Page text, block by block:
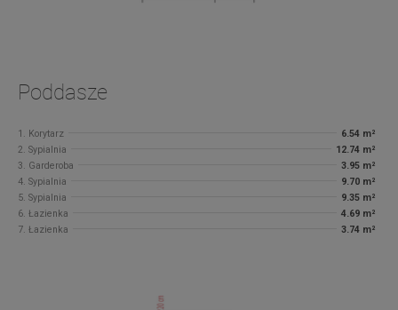
Poddasze
1. Korytarz
6.54 m²
2. Sypialnia
12.74 m²
3. Garderoba
3.95 m²
4. Sypialnia
9.70 m²
5. Sypialnia
9.35 m²
6. Łazienka
4.69 m²
7. Łazienka
3.74 m²